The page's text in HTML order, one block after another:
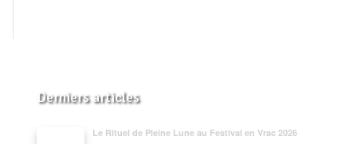
Derniers articles
Le Rituel de Pleine Lune au Festival en Vrac 2026